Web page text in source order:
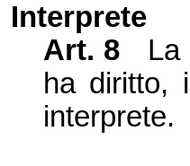
Interprete
Art. 8
La
ha diritto,
interprete.